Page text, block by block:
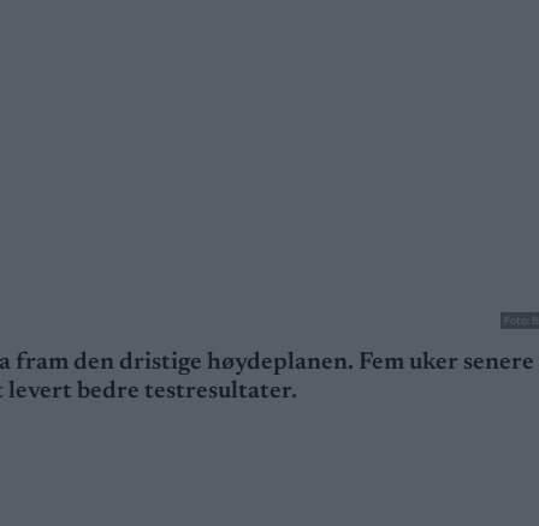
Foto:
fram den dristige høydeplanen. Fem uker senere
bedre testresultater.